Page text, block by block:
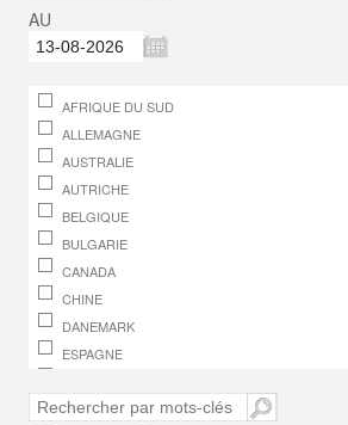
AU
AFRIQUE DU SUD
ALLEMAGNE
AUSTRALIE
AUTRICHE
BELGIQUE
BULGARIE
CANADA
CHINE
DANEMARK
ESPAGNE
FRANCE